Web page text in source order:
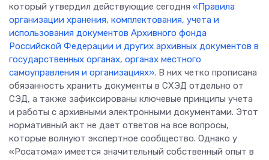
который утвердил действующие сегодня «Правила
организации хранения, комплектования, учета и
использования документов Архивного фонда
Российской Федерации и других архивных документов в
государственных органах, органах местного
самоуправления и организациях». В них четко прописана
обязанность хранить документы в СХЭД отдельно от
СЭД, а также зафиксированы ключевые принципы учета
и работы с архивными электронными документами. Этот
нормативный акт не дает ответов на все вопросы,
которые волнуют экспертное сообщество. Однако у
«Росатома» имеется значительный собственный опыт в